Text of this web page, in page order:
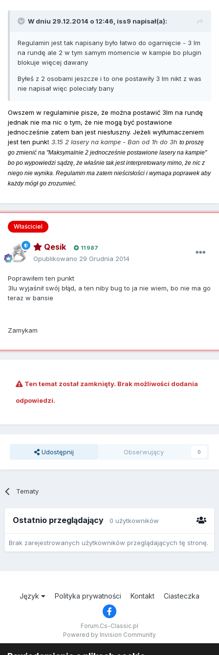
W dniu 29.12.2014 o 12:46, iss9 napisał(a):
Regulamin jest tak napisany było łatwo do ogarnięcie - 3 lm
na rundę ale 2 w tym samym momencie w kampie bo plugin
blokuje więcej dawany
Byłeś z 2 osobami jeszcze i to one postawiły 3 lm nikt z was
nie napisał więc poleciały bany
Owszem w regulaminie pisze, że można postawić 3lm na rundę
jednak nie ma nic o tym, że nie mogą być postawione
jednocześnie zatem ban jest niesłuszny. Jeżeli wytłumaczeniem
jest ten punkt 3.15 2 lasery na kampe - Ban od 1h do 3h to proszę
go zmienić na "Maksymalnie 2 jednocześnie postawione lasery na kampie"
bo po wypowiedzi sądzę, że właśnie tak jest interpretowany mimo, że nic z
niego nie wynika. Regulamin ma zatem nieścisłości i wymaga poprawek aby
każdy mógł go zrozumieć.
Właściciel
Qesik 11 987
Opublikowano 29 Grudnia 2014
Poprawiłem ten punkt
3lu wyjaśnił swój błąd, a ten niby bug to ja nie wiem, bo nie ma go
teraz w bansie
Zamykam
Ten temat został zamknięty. Brak możliwości dodania
odpowiedzi.
Udostępnij Obserwujący 0
Tematy
Ostatnio przeglądający 0 użytkowników
Brak zarejestrowanych użytkowników przeglądających tę stronę.
Język Polityka prywatności Kontakt Ciasteczka
Forum.Cs-Classic.pl
Powered by Invision Community